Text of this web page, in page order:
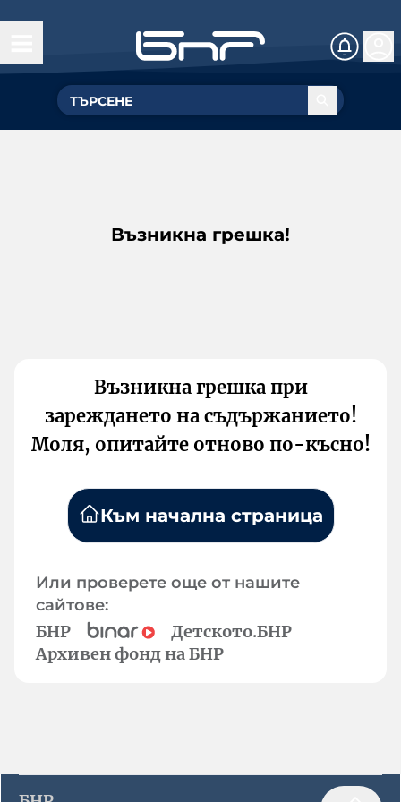
Възникна грешка!
Възникна грешка при
зареждането на съдържанието!
Моля, опитайте отново по-късно!
Към начална страница
Или проверете още от нашите
сайтове:
БНР
Детското.БНР
Архивен фонд на БНР